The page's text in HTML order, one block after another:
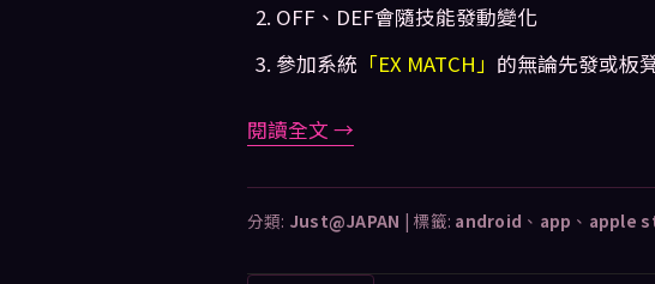
OFF、DEF會隨技能發動變化
參加系統 「EX MATCH」 的無論先發或板
閱讀全文 →
分類: Just@JAPAN | 標籤: android 、 app 、 apple